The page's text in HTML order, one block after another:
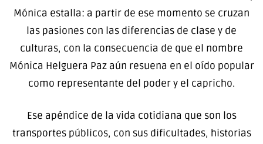
Mónica estalla: a partir de ese momento se cruzan
las pasiones con las diferencias de clase y de
culturas, con la consecuencia de que el nombre
Mónica Helguera Paz aún resuena en el oído popular
como representante del poder y el capricho.
Ese apéndice de la vida cotidiana que son los
transportes públicos, con sus dificultades, historias